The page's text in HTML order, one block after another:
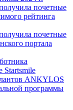
почетные
рейтинга
почетные
портала
Startsmile
ANKYLOS
программы